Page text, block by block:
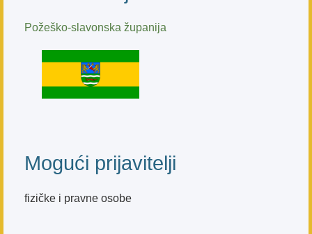
Požeško-slavonska županija
Mogući prijavitelji
fizičke i pravne osobe